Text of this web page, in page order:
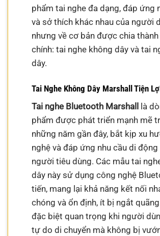
phẩm tai nghe đa dạng, đáp ứng
và sở thích khác nhau của người
nhưng về cơ bản được chia thành
chính: tai nghe không dây và tai
dây.
Tai Nghe Không Dây Marshall Tiện
Tai nghe Bluetooth Marshall
là
phẩm được phát triển mạnh mẽ
những năm gần đây, bắt kịp xu
nghệ và đáp ứng nhu cầu di động
người tiêu dùng. Các mẫu tai
dây này sử dụng công nghệ
tiến, mang lại khả năng kết nối
chóng và ổn định, ít bị ngắt
đặc biệt quan trọng khi người
tự do di chuyển mà không bị